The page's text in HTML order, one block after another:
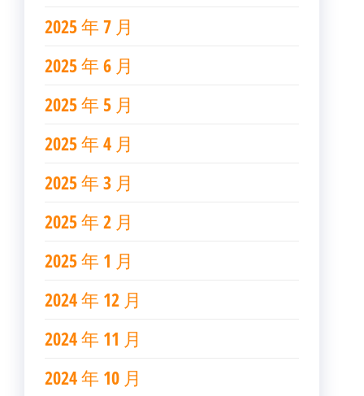
2025 年 7 月
2025 年 6 月
2025 年 5 月
2025 年 4 月
2025 年 3 月
2025 年 2 月
2025 年 1 月
2024 年 12 月
2024 年 11 月
2024 年 10 月